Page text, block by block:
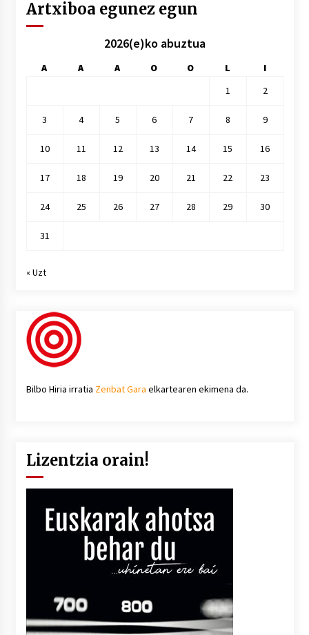
Artxiboa egunez egun
2026(e)ko abuztua
A A A O O L
I
1
2
3 4 5 6 7 8 9
10 11 12 13 14 15 16
17 18 19 20 21 22 23
24 25 26 27 28 29 30
31
« Uzt
Bilbo Hiria irratia Zenbat Gara elkartearen ekimena da.
Lizentzia orain!